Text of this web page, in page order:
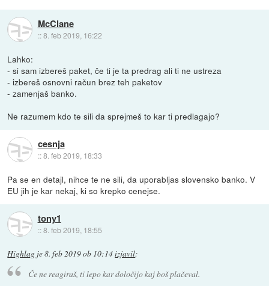
McClane
::8. feb 2019, 16:22
Lahko:
- si sam izbereš paket, če ti je ta predrag ali ti ne ustreza
- izbereš osnovni račun brez teh paketov
- zamenjaš banko.
Ne razumem kdo te sili da sprejmeš to kar ti predlagajo?
cesnja
::8. feb 2019, 18:33
Pa se en detajl, nihce te ne sili, da uporabljas slovensko banko. V
EU jih je kar nekaj, ki so krepko cenejse.
tony1
::8. feb 2019, 18:55
Highlag je8. feb 2019 ob 10:14izjavil:
Če ne reagiraš, ti lepo kar določijo kaj boš plačeval.